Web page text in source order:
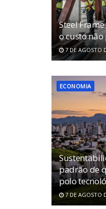
Steel
o custo
7 DE AGOSTO
ECONOMIA
padrão de
polo
7 DE AGOSTO